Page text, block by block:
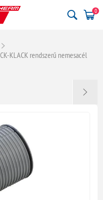
0
KLACK rendszerű nemesacél